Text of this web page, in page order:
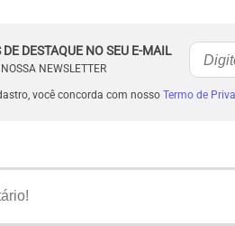
DESTAQUE NO SEU E-MAIL
NEWSLETTER
você concorda com nosso Termo de